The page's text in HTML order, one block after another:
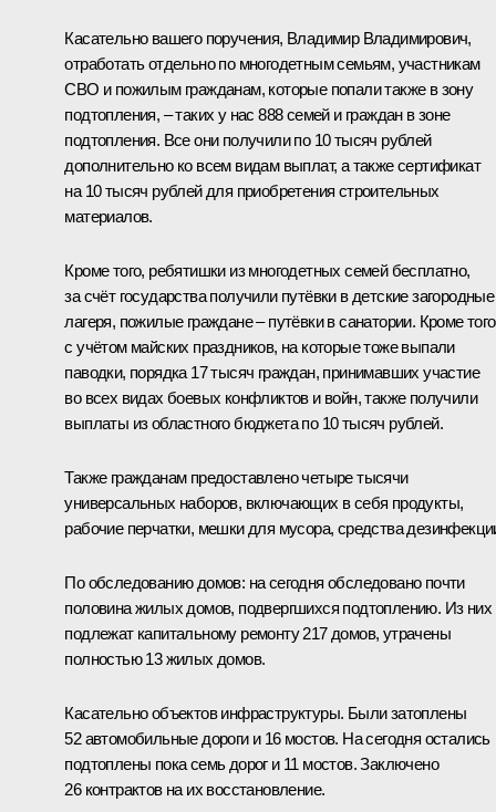
Касательно вашего поручения, Владимир Владимирович,
отработать отдельно по многодетным семьям, участникам
СВО и пожилым гражданам, которые попали также в зону
подтопления, – таких у нас 888 семей и граждан в зоне
подтопления. Все они получили по 10 тысяч рублей
дополнительно ко всем видам выплат, а также сертификат
на 10 тысяч рублей для приобретения строительных
материалов.
Кроме того, ребятишки из многодетных семей бесплатно,
за счёт государства получили путёвки в детские загородные
лагеря, пожилые граждане – путёвки в санатории. Кроме
с учётом майских праздников, на которые тоже выпали
паводки, порядка 17 тысяч граждан, принимавших участие
во всех видах боевых конфликтов и войн, также получили
выплаты из областного бюджета по 10 тысяч рублей.
Также гражданам предоставлено четыре тысячи
универсальных наборов, включающих в себя продукты,
рабочие перчатки, мешки для мусора, средства
По обследованию домов: на сегодня обследовано почти
половина жилых домов, подвергшихся подтоплению. Из них
подлежат капитальному ремонту 217 домов, утрачены
полностью 13 жилых домов.
Касательно объектов инфраструктуры. Были затоплены
52 автомобильные дороги и 16 мостов. На сегодня остались
подтоплены пока семь дорог и 11 мостов. Заключено
26 контрактов на их восстановление.